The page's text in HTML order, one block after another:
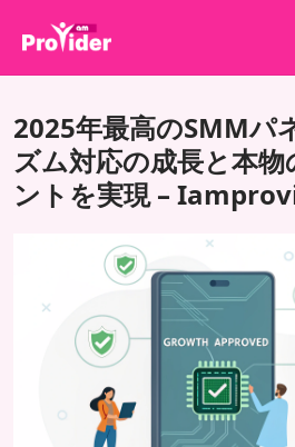
共有して勝とう！
会社概要
ログイン
API
利用規約
2025年最高のSMMパ
ズム対応の成長と本
ントを実現 –